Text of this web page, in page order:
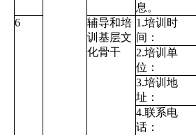
息。
6
辅导和培
训基层文
化骨干
1.培训时
间：
2.培训单
位：
3.培训地
址：
4.联系电
话：